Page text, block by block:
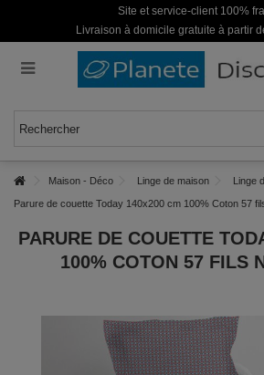
Site et service-client 100%
Livraison à domicile gratuite à partir
Maison - Déco Linge de maison Linge
Parure de couette Today 140x200 cm 100% Coton 57
PARURE DE COUETTE
100% COTON 57 FILS